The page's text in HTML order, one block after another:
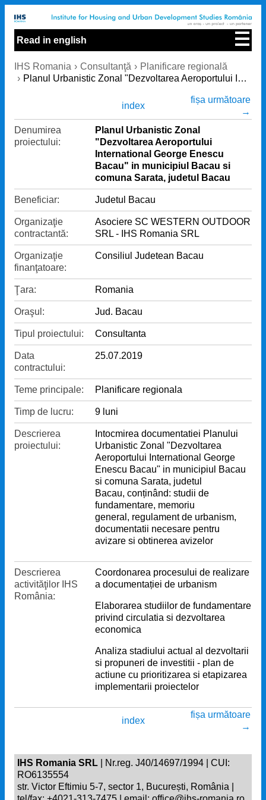
Read in english
IHS Romania Consultanţă
Planificare regională
Planul Urbanistic Zonal "Dezvoltarea Aeroportului International George Enescu Bacau" in municipiul Bacau si comuna Sarata, judetul Bacau
index
fișa următoare
→
Denumirea
proiectului:
Planul Urbanistic Zonal
"Dezvoltarea Aeroportului
International George Enescu
Bacau" in municipiul Bacau si
comuna Sarata, judetul Bacau
Beneficiar: Judetul Bacau
Organizaţie
contractantă:
Asociere SC WESTERN OUTDOOR
SRL - IHS Romania SRL
Organizaţie
finanţatoare:
Consiliul Judetean Bacau
Ţara: Romania
Oraşul: Jud. Bacau
Tipul proiectului: Consultanta
Data
contractului:
25.07.2019
Teme principale: Planificare regionala
Timp de lucru: 9 luni
Descrierea
proiectului:
Intocmirea documentatiei Planului
Urbanistic Zonal "Dezvoltarea
Aeroportului International George
Enescu Bacau" in municipiul Bacau
si comuna Sarata, judetul
Bacau, conținând: studii de
fundamentare, memoriu
general, regulament de urbanism,
documentatii necesare pentru
avizare si obtinerea avizelor
Descrierea
activităţilor IHS
România:
Coordonarea procesului de realizare
a documentației de urbanism
Elaborarea studiilor de fundamentare
privind circulatia si dezvoltarea
economica
Analiza stadiului actual al dezvoltarii
si propuneri de investitii - plan de
actiune cu prioritizarea si etapizarea
implementarii proiectelor
index
fișa următoare
→
IHS Romania SRL | Nr.reg. J40/14697/1994 | CUI:
RO6135554
str. Victor Eftimiu 5-7, sector 1, București, România |